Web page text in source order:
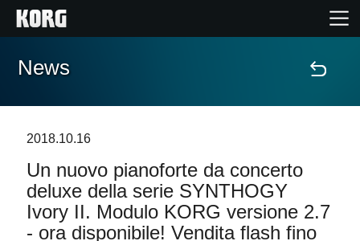
Home
Contenuti
Eventi
News
2018.10.16
Un nuovo pianoforte da concerto
deluxe della serie SYNTHOGY
Ivory II. Modulo KORG versione 2.7
- ora disponibile! Vendita flash fino